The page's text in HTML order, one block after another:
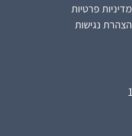
מדיניות פרטיות
הצהרת נגישות